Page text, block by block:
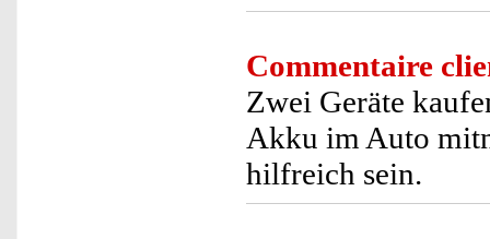
Commentaire
Zwei Geräte
Akku im Auto
hilfreich sein.